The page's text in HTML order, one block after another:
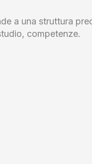
a una struttura
competenze.